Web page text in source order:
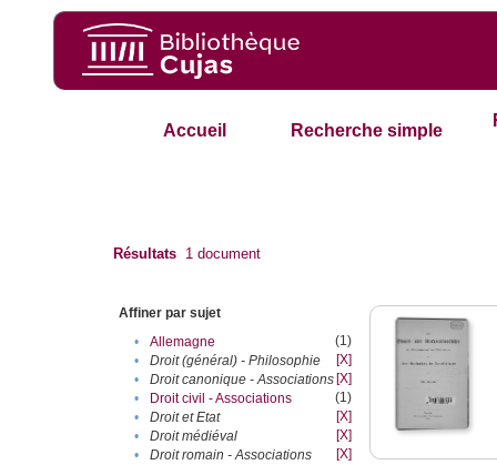
Accueil Recherche simple
Résultats 1 document
Affiner par sujet
•
Allemagne
(1)
•
Droit (général) - Philosophie
[X]
•
Droit canonique - Associations [X]
•
Droit civil - Associations
(1)
•
Droit et Etat
[X]
•
Droit médiéval
[X]
•
Droit romain - Associations
[X]